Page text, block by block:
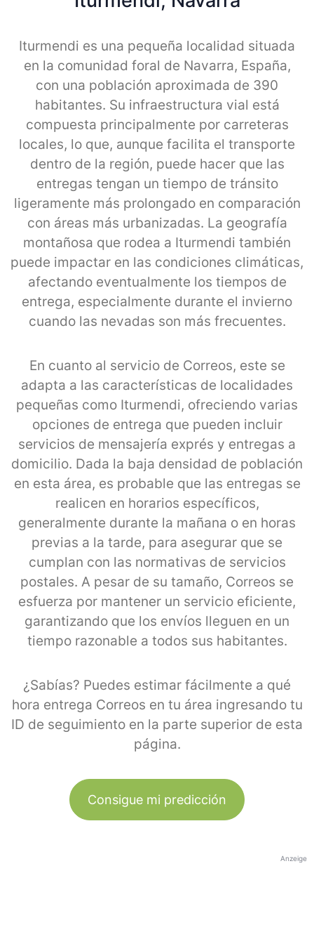
Iturmendi es una pequeña localidad situada
en la comunidad foral de Navarra, España,
con una población aproximada de 390
habitantes. Su infraestructura vial está
compuesta principalmente por carreteras
locales, lo que, aunque facilita el transporte
dentro de la región, puede hacer que las
entregas tengan un tiempo de tránsito
ligeramente más prolongado en comparación
con áreas más urbanizadas. La geografía
montañosa que rodea a Iturmendi también
puede impactar en las condiciones climáticas,
afectando eventualmente los tiempos de
entrega, especialmente durante el invierno
cuando las nevadas son más frecuentes.
En cuanto al servicio de Correos, este se
adapta a las características de localidades
pequeñas como Iturmendi, ofreciendo varias
opciones de entrega que pueden incluir
servicios de mensajería exprés y entregas a
domicilio. Dada la baja densidad de población
en esta área, es probable que las entregas se
realicen en horarios específicos,
generalmente durante la mañana o en horas
previas a la tarde, para asegurar que se
cumplan con las normativas de servicios
postales. A pesar de su tamaño, Correos se
esfuerza por mantener un servicio eficiente,
garantizando que los envíos lleguen en un
tiempo razonable a todos sus habitantes.
¿Sabías? Puedes estimar fácilmente a qué
hora entrega Correos en tu área ingresando tu
ID de seguimiento en la parte superior de esta
página.
Consigue mi predicción
Anzeige